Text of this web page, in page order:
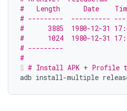
#   Length      Date
# ---------  ----------
#      3885  1980-12-31
#      1024  1980-12-31
# ---------
#
# Install APK + Profile
adb install-multiple